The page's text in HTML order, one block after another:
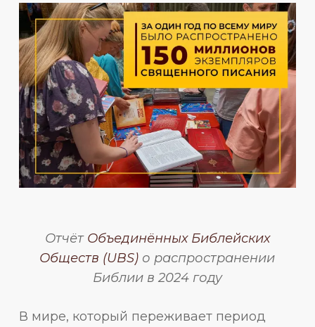
Отчёт Объединённых Библейских
Обществ (UBS) о распространении
Библии в 2024 году
В мире, который переживает период